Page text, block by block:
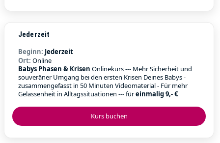
Kurs buchen
Jederzeit
Beginn: Jederzeit
Ort: Online
Babys Phasen & Krisen Onlinekurs --- Mehr Sicherheit und
souveräner Umgang bei den ersten Krisen Deines Babys -
zusammengefasst in 50 Minuten Videomaterial - Für mehr
Gelassenheit in Alltagssituationen --- füreinmalig 9,- €